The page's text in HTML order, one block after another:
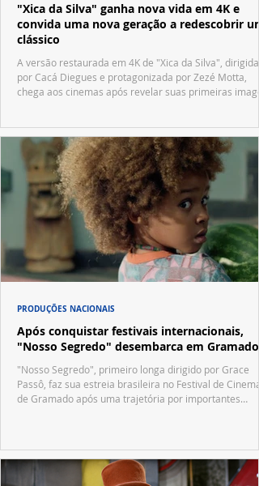
"Xica da Silva" ganha nova vida em 4K e
convida uma nova geração a redescobrir um
clássico
A versão restaurada em 4K de "Xica da Silva", dirigida
por Cacá Diegues e protagonizada por Zezé Motta,
chega aos cinemas após revelar suas primeiras
Após conquistar festivais internacionais,
"Nosso Segredo" desembarca em Gramado
"Nosso Segredo", primeiro longa dirigido por Grace
Passô, faz sua estreia brasileira no Festival de Cinema
de Gramado após uma trajetória por importantes
PRODUÇÕES NACIONAIS